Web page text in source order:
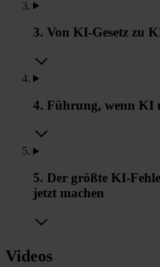
3. Von KI-Gesetz zu
4. Führung, wenn KI
5. Der größte KI-
jetzt machen
Videos